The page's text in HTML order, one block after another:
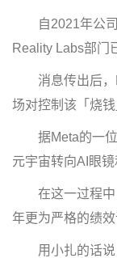
自2021年公司
Reality Labs部门
消息传出后，
场对控制该「烧钱
据Meta的一位
元宇宙转向AI眼镜
在这一过程中
年更为严格的绩效
用小扎的话说